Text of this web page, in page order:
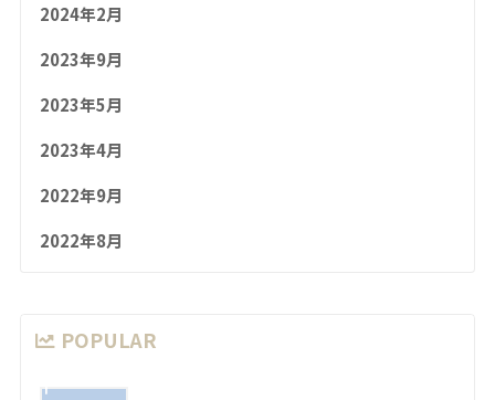
2024年2月
2023年9月
2023年5月
2023年4月
2022年9月
2022年8月
POPULAR
1